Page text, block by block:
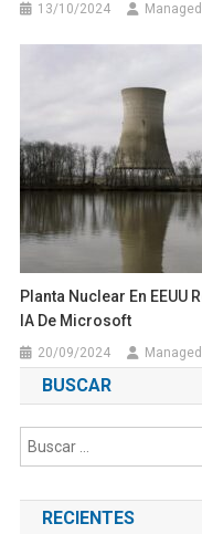
13/10/2024
Planta Nuclear En EEUU
IA De Microsoft
20/09/2024
BUSCAR
RECIENTES